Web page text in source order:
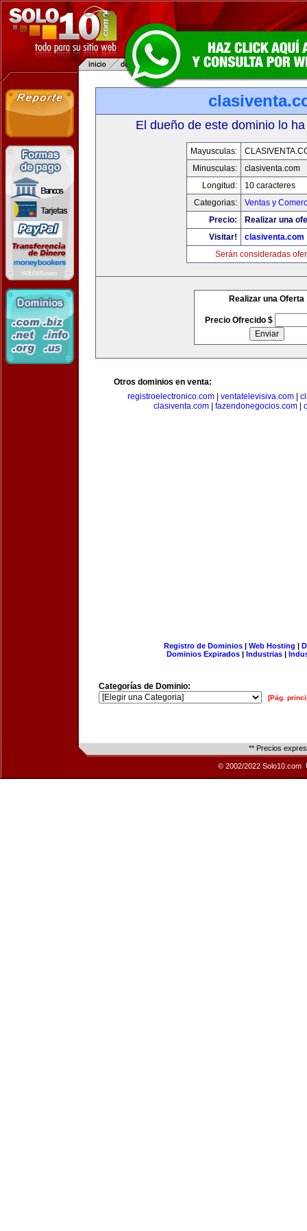
El dueño de este dominio lo
Mayusculas:
Minusculas:
clasiventa.com
Longitud:
10 caracteres
Categorias:
Ventas y
Precio:
Realizar una
Visitar!
clasiventa.com
Serán consideradas
Realizar una Oferta
Precio Ofrecido $
Otros dominios en venta:
registroelectronico.com
ventatelevisiva.com
clasiventa.com| fazendonegocios.com|
Registro de Dominios| Web Hosting |
Dominios Expirados | Industrias |
Categorías de Dominio:
[Pág.
** Precios
© 2002/2022 Solo10.com